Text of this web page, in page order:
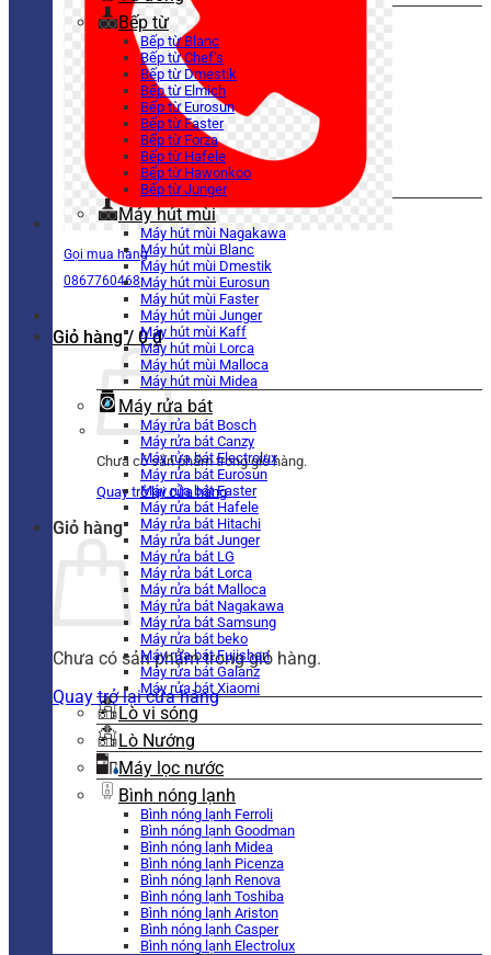
Gọi mua hàng
0867760468
Giỏ hàng / 0₫
Chưa có sản phẩm trong giỏ hàng.
Quay trở lại cửa hàng
Giỏ hàng
Chưa có sản phẩm trong giỏ hàng.
Quay trở lại cửa hàng
Bếp từ
Bếp từ Blanc
Bếp từ Chef’s
Bếp từ Dmestik
Bếp từ Elmich
Bếp từ Eurosun
Bếp từ Faster
Bếp từ Forza
Bếp từ Hafele
Bếp từ Hawonkoo
Bếp từ Junger
Máy hút mùi
Máy hút mùi Nagakawa
Máy hút mùi Blanc
Máy hút mùi Dmestik
Máy hút mùi Eurosun
Máy hút mùi Faster
Máy hút mùi Junger
Máy hút mùi Kaff
Máy hút mùi Lorca
Máy hút mùi Malloca
Máy hút mùi Midea
Máy rửa bát
Máy rửa bát Bosch
Máy rửa bát Canzy
Máy rửa bát Electrolux
Máy rửa bát Eurosun
Máy rửa bát Faster
Máy rửa bát Hafele
Máy rửa bát Hitachi
Máy rửa bát Junger
Máy rửa bát LG
Máy rửa bát Lorca
Máy rửa bát Malloca
Máy rửa bát Nagakawa
Máy rửa bát Samsung
Máy rửa bát beko
Máy rửa bát Fujishan
Máy rửa bát Galanz
Máy rửa bát Xiaomi
Lò vi sóng
Lò Nướng
Máy lọc nước
Bình nóng lạnh
Bình nóng lạnh Ferroli
Bình nóng lạnh Goodman
Bình nóng lạnh Midea
Bình nóng lạnh Picenza
Bình nóng lạnh Renova
Bình nóng lạnh Toshiba
Bình nóng lạnh Ariston
Bình nóng lạnh Casper
Bình nóng lạnh Electrolux